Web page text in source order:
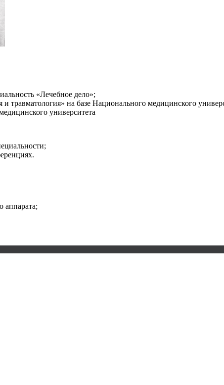
«Лечебное дело»;
и травматология» на базе Национального медицинского
университета
аппарата;